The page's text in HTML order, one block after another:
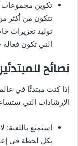
تكوين
تتكون من أكثر
توليد تعزيرات
التي تكون
نصائح
الإرشادات التي
استمتع
بكل لحظة في